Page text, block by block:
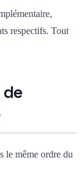
respectifs. Tout
le même ordre du